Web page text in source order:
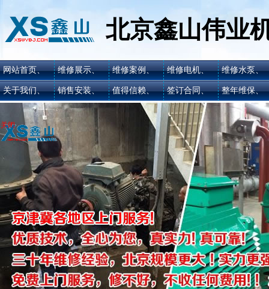
北京鑫山伟业
网站首页、
关于我们、
维修展示、
销售安装、
维修案例、
值得信赖、
维修电机、
签订合同、
维修水泵、
整年维保、
关闭